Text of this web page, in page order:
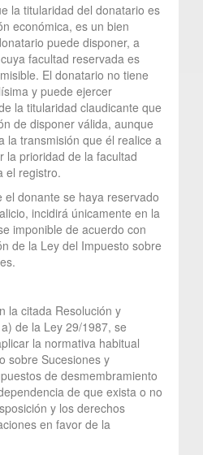
la titularidad del donatario es
económica, es un bien
puede disponer, a
facultad reservada es
El donatario no tiene
y puede ejercer
la titularidad claudicante que
de disponer válida, aunque
la transmisión que él realice a
la prioridad de la facultad
el registro.
el donante se haya reservado
incidirá únicamente en la
imponible de acuerdo con
de la Ley del Impuesto sobre
la citada Resolución y
de la Ley 29/1987, se
la normativa habitual
sobre Sucesiones y
de desmembramiento
de que exista o no
y los derechos
en favor de la